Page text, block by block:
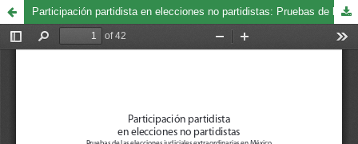
Participación partidista en elecciones no partidistas: Pruebas de las elecciones judiciales extraordinarias en México